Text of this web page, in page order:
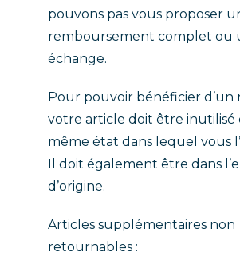
pouvons pas vous proposer
remboursement complet ou
échange.
Pour pouvoir bénéficier d’un
votre article doit être inutilisé
même état dans lequel vous
Il doit également être dans
d’origine.
Articles supplémentaires non
retournables :